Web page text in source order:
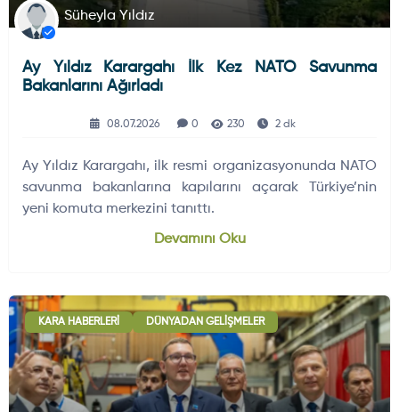
Süheyla Yıldız
Ay Yıldız Karargahı İlk Kez NATO Savunma
Bakanlarını Ağırladı
08.07.2026 0 230 2 dk
Ay Yıldız Karargahı, ilk resmi organizasyonunda NATO
savunma bakanlarına kapılarını açarak Türkiye’nin
yeni komuta merkezini tanıttı.
Devamını Oku
KARA HABERLERI DÜNYADAN GELIŞMELER